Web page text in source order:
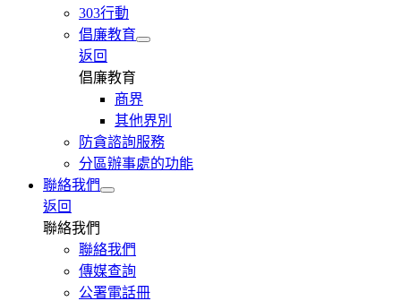
303行動
倡廉教育
返回
倡廉教育
商界
其他界別
防貪諮詢服務
分區辦事處的功能
聯絡我們
返回
聯絡我們
聯絡我們
傳媒查詢
公署電話冊